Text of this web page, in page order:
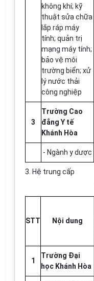
không khí; kỹ
thuật sửa chữa
lắp ráp máy
tính; quản trị
mạng máy tính;
bảo vệ môi
trường biển; xử
lý nước thải
công nghiệp
3
Trường Cao
đẳng Y tế
Khánh Hòa
- Ngành y dược
3. Hệ trung cấp
STT Nội dung
1
Trường Đại
học Khánh Hòa